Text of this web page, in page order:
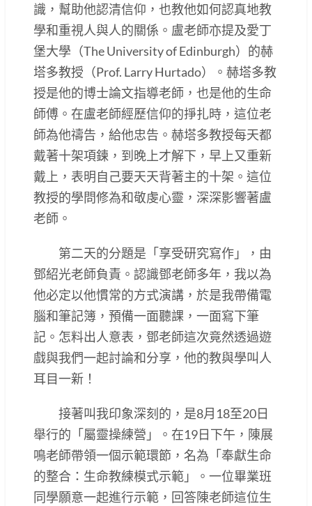
識，幫助他認清信仰，也教他如何認真地教
學和重視人與人的關係。盧老師亦提及愛丁
堡大學（The University of Edinburgh）的赫
塔多教授（Prof. Larry Hurtado）。赫塔多教
授是他的博士論文指導老師，也是他的生命
師傅。在盧老師經歷信仰的掙扎時，這位老
師為他禱告，給他忠告。赫塔多教授每天都
戴著十架項鍊，到晚上才解下，早上又重新
戴上，表明自己要天天背著主的十架。這位
教授的學問修為和敬虔心靈，深深影響著盧
老師。
第二天的分題是「享受研究寫作」，由
鄧紹光老師負責。認識鄧老師多年，我以為
他必定以他慣常的方式演講，於是我帶備電
腦和筆記簿，預備一面聽課，一面寫下筆
記。怎料出人意表，鄧老師這次竟然透過遊
戲與我們一起討論和分享，他的教與學叫人
耳目一新！
接著叫我印象深刻的，是8月18至20日
舉行的「屬靈操練營」。在19日下午，陳展
鳴老師帶領一個示範環節，名為「奉獻生命
的整合：生命教練模式示範」。一位畢業班
同學願意一起進行示範，回答陳老師這位生